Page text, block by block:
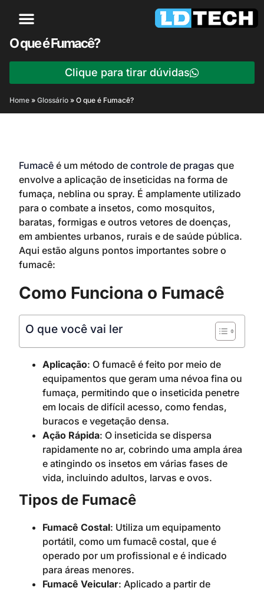
O que é Fumacê?
Clique para tirar dúvidas
Home » Glossário » O que é Fumacê?
Fumacê é um método de controle de pragas que
envolve a aplicação de inseticidas na forma de
fumaça, neblina ou spray. É amplamente utilizado
para o combate a insetos, como mosquitos,
baratas, formigas e outros vetores de doenças,
em ambientes urbanos, rurais e de saúde pública.
Aqui estão alguns pontos importantes sobre o
fumacê:
Como Funciona o Fumacê
O que você vai ler
Aplicação: O fumacê é feito por meio de
equipamentos que geram uma névoa fina ou
fumaça, permitindo que o inseticida penetre
em locais de difícil acesso, como fendas,
buracos e vegetação densa.
Ação Rápida: O inseticida se dispersa
rapidamente no ar, cobrindo uma ampla área
e atingindo os insetos em várias fases de
vida, incluindo adultos, larvas e ovos.
Tipos de Fumacê
Fumacê Costal: Utiliza um equipamento
portátil, como um fumacê costal, que é
operado por um profissional e é indicado
para áreas menores.
Fumacê Veicular: Aplicado a partir de